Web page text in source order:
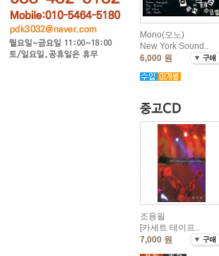
Mono(모노)
New York Sound..
6,000 원
조용필
[카세트 테이프..
7,000 원